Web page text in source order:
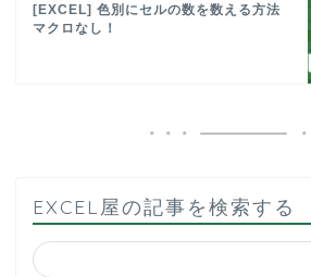
[EXCEL] 色別にセルの数を数える方法
マクロなし！
EXCEL屋の記事を検索する